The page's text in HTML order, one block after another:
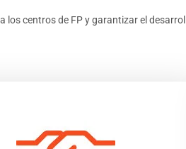
centros de FP y garantizar el